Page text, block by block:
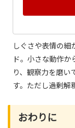
しぐさや表情の細
ド。小さな動作
り、観察力を磨い
す。ただし過剰解
おわりに